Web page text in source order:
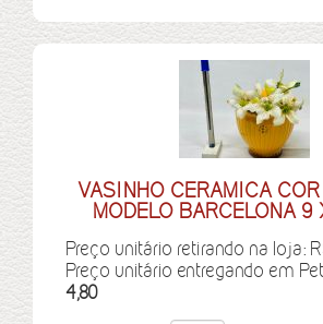
VASINHO CERAMICA
MODELO BARCELONA 9
Preço unitário retirando na loja:
Preço unitário entregando em
4,80